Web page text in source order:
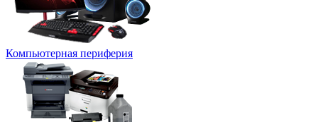
Компьютерная периферия